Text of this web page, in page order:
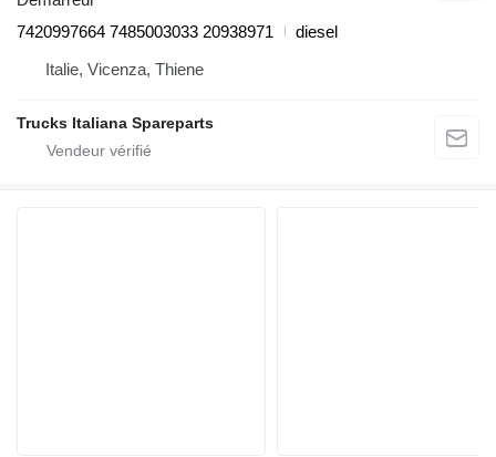
7420997664 7485003033 20938971
diesel
Italie, Vicenza, Thiene
Trucks Italiana Spareparts